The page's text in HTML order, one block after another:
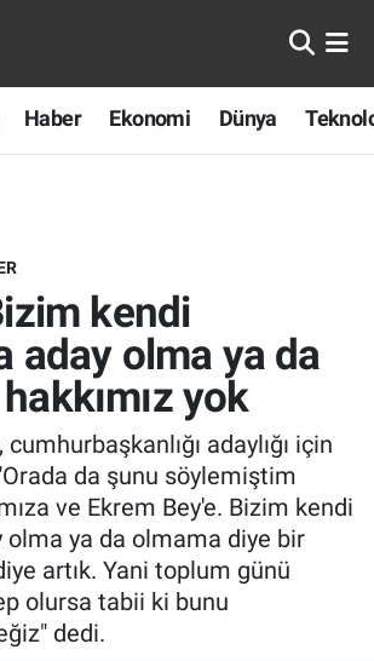
Haber Ekonomi Dünya
kendi
aday olma ya da
yok
adaylığı için
da şunu söylemiştim
ve Ekrem Bey'e. Bizim kendi
olma ya da olmama diye bir
artık. Yani toplum günü
olursa tabii ki bunu
dedi.
Evreni
Durumu ve Fikstür
Haberleri